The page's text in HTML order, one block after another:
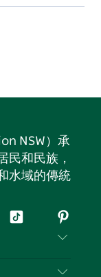
NSW）承
民和民族，
水域的傳統
抖